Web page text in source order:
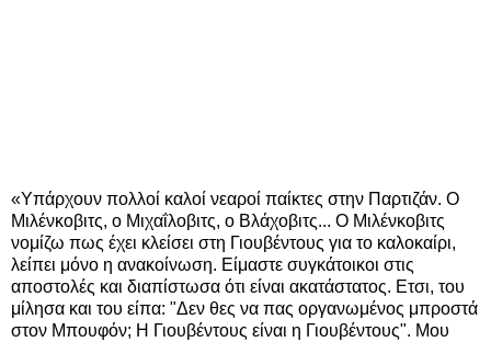
«Υπάρχουν πολλοί καλοί νεαροί παίκτες στην Παρτιζάν. Ο
Μιλένκοβιτς, ο Μιχαΐλοβιτς, ο Βλάχοβιτς... Ο Μιλένκοβιτς
νομίζω πως έχει κλείσει στη Γιουβέντους για το καλοκαίρι,
λείπει μόνο η ανακοίνωση. Είμαστε συγκάτοικοι στις
αποστολές και διαπίστωσα ότι είναι ακατάστατος. Ετσι, του
μίλησα και του είπα: "Δεν θες να πας οργανωμένος μπροστά
στον Μπουφόν; Η Γιουβέντους είναι η Γιουβέντους". Μου